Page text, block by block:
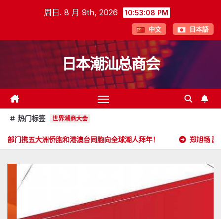
周日. 8 月 9th, 2026 10:53:10 PM
中文 日本語
日本潮汕总商会
热门标签 世界潮商大会
和港澳台同胞向全球潮人拜年！ 郑旭畅 副会长委任状